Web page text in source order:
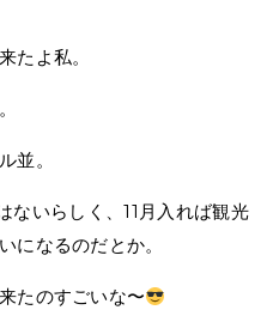
たよ私。
並。
ないらしく、11月入れば観光
になるのだとか。
たのすごいな〜